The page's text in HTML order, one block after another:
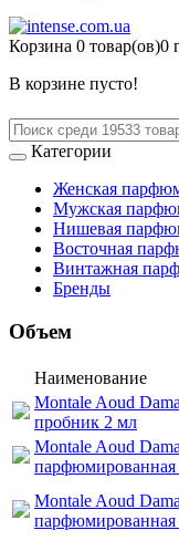
Корзина 0 товар(ов)0
В корзине пусто!
Категории
Женская
Мужская
Нишевая
Восточная
Винтажная
Бренды
Объем
Наименование
Montale Aoud
пробник 2 мл
Montale Aoud
парфюмированная
Montale Aoud
парфюмированная